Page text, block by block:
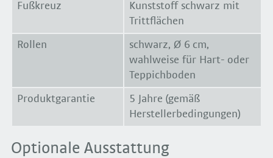
Fußkreuz
Kunststoff schwarz mit
Trittflächen
Rollen
schwarz, Ø 6 cm,
wahlweise für Hart- oder
Teppichboden
Produktgarantie
5 Jahre (gemäß
Herstellerbedingungen)
Optionale Ausstattung